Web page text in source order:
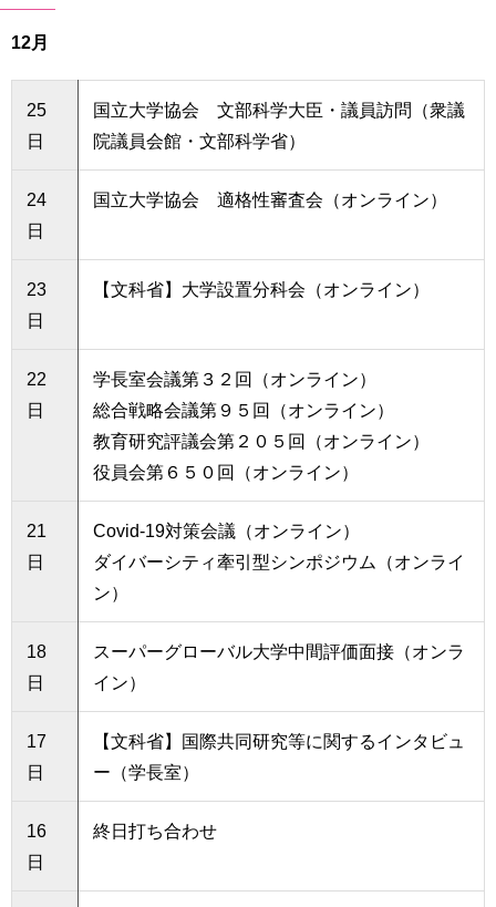
会
入
情
附
を
お
せ
ク
セ
サ
イ
マ
プ
生
一
地
の
教
専
用
12月
25
日
国立大学協会 文部科学大臣・議員訪問（衆議
院議員会館・文部科学省）
24
日
国立大学協会 適格性審査会（オンライン）
23
日
【文科省】大学設置分科会（オンライン）
22
日
学長室会議第３２回（オンライン）
総合戦略会議第９５回（オンライン）
教育研究評議会第２０５回（オンライン）
役員会第６５０回（オンライン）
21
日
Covid-19対策会議（オンライン）
ダイバーシティ牽引型シンポジウム（オンライ
ン）
18
日
スーパーグローバル大学中間評価面接（オンラ
イン）
17
日
【文科省】国際共同研究等に関するインタビュ
ー（学長室）
16
日
終日打ち合わせ